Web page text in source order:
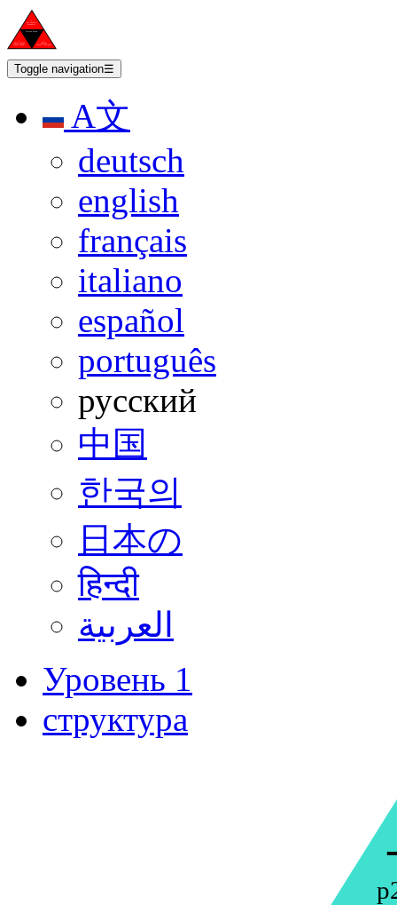
Toggle navigation☰
A文
deutsch
english
français
italiano
español
português
русский
中国
한국의
日本の
हिन्दी
العربية
Уровень 1
структура